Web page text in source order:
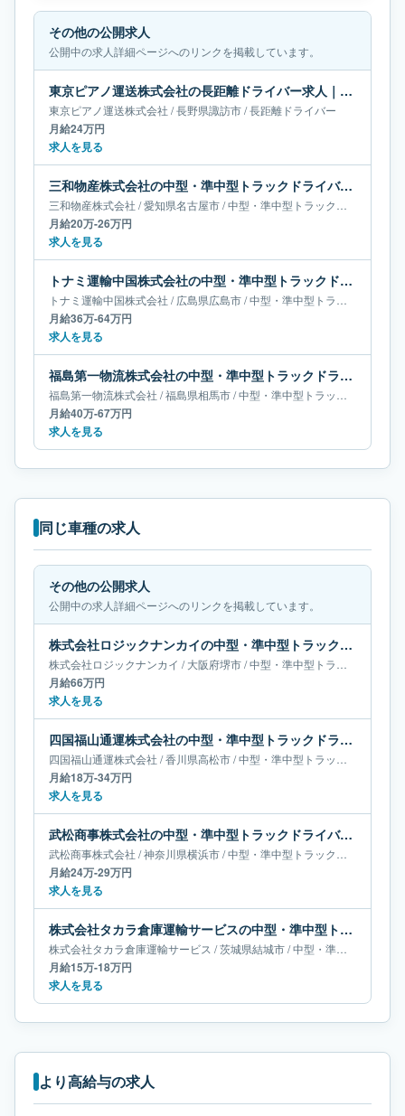
その他の公開求人
公開中の求人詳細ページへのリンクを掲載しています。
東京ピアノ運送株式会社の長距離ドライバー求人｜長野県諏訪市｜月給24万円
東京ピアノ運送株式会社 /長野県諏訪市/長距離ドライバー
月給24万円
求人を見る
三和物産株式会社の中型・準中型トラックドライバー求人｜愛知県名古屋市｜月給20万-26万円
三和物産株式会社 /愛知県名古屋市/中型・準中型トラックドライバー
月給20万-26万円
求人を見る
トナミ運輸中国株式会社の中型・準中型トラックドライバー求人｜広島県広島市｜月給36万-64万円
トナミ運輸中国株式会社 /広島県広島市/中型・準中型トラックドライバー
月給36万-64万円
求人を見る
福島第一物流株式会社の中型・準中型トラックドライバー求人｜福島県相馬市｜月給40万-67万円
福島第一物流株式会社 /福島県相馬市/中型・準中型トラックドライバー
月給40万-67万円
求人を見る
同じ車種の求人
その他の公開求人
公開中の求人詳細ページへのリンクを掲載しています。
株式会社ロジックナンカイの中型・準中型トラックドライバー求人｜大阪府堺市｜月給66万円
株式会社ロジックナンカイ /大阪府堺市/中型・準中型トラックドライバー
月給66万円
求人を見る
四国福山通運株式会社の中型・準中型トラックドライバー求人｜香川県高松市｜月給18万-34万円
四国福山通運株式会社 /香川県高松市/中型・準中型トラックドライバー
月給18万-34万円
求人を見る
武松商事株式会社の中型・準中型トラックドライバー求人｜神奈川県横浜市｜月給24万-29万円
武松商事株式会社 /神奈川県横浜市/中型・準中型トラックドライバー
月給24万-29万円
求人を見る
株式会社タカラ倉庫運輸サービスの中型・準中型トラックドライバー求人｜茨城県結城市｜月給15万-18万円
株式会社タカラ倉庫運輸サービス /茨城県結城市/中型・準中型トラックドライバー
月給15万-18万円
求人を見る
より高給与の求人